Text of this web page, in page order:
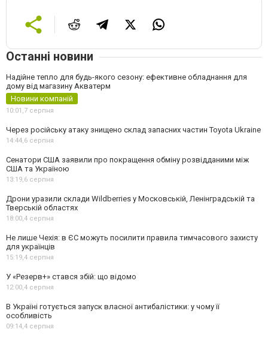
Останні новини
Надійне тепло для будь-якого сезону: ефективне обладнання для
дому від магазину Акватерм
Новини компаній
10:01,7 серпня
Через російську атаку знищено склад запасних частин Toyota Ukraine
14:44,6 серпня
Сенатори США заявили про покращення обміну розвідданими між
США та Україною
13:19,6 серпня
Дрони уразили склади Wildberries у Московській, Ленінградській та
Тверській областях
18:00,4 серпня
Не лише Чехія: в ЄС можуть посилити правила тимчасового захисту
для українців
15:19,4 серпня
У «Резерв+» стався збій: що відомо
12:00,4 серпня
В Україні готується запуск власної антибалістики: у чому її
особливість
09:14,4 серпня